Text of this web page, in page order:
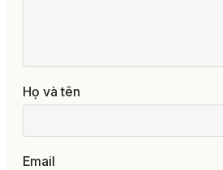
Họ và tên
Email